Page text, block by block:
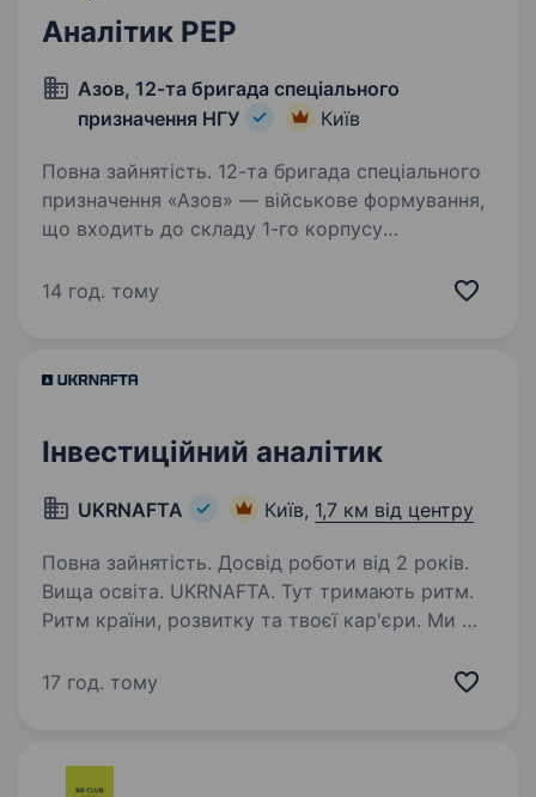
Аналітик РЕР
Азов, 12-та бригада спеціального
призначення НГУ
Київ
Повна зайнятість. 12-та бригада спеціального
призначення «Азов» — військове формування,
що входить до складу 1-го корпусу
збирає команду вмотивованих спеціалістів, які
14 год. тому
Інвестиційний аналітик
UKRNAFTA Київ, 1,7 км від центру
Повна зайнятість. Досвід роботи від 2 років.
Вища освіта. UKRNAFTA. Тут тримають ритм.
Ритм країни, розвитку та твоєї кар'єри. Ми —
Сьогодні це 2 000+ свердловин, майже 700
17 год. тому